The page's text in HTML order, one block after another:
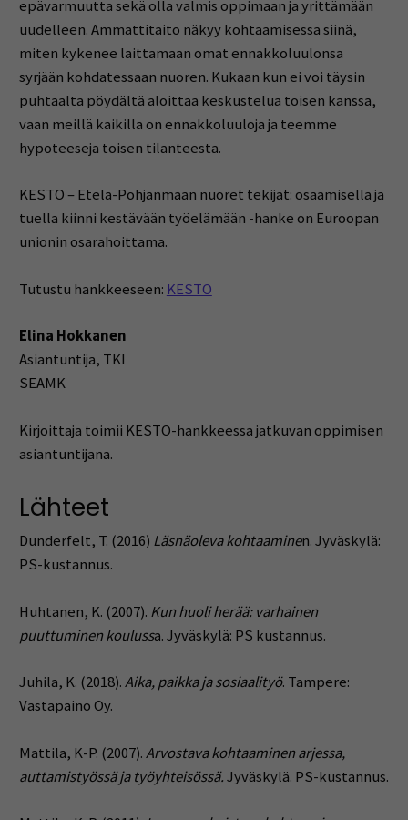
epävarmuutta sekä olla valmis oppimaan ja yrittämään
uudelleen. Ammattitaito näkyy kohtaamisessa siinä,
miten kykenee laittamaan omat ennakkoluulonsa
syrjään kohdatessaan nuoren. Kukaan kun ei voi täysin
puhtaalta pöydältä aloittaa keskustelua toisen kanssa,
vaan meillä kaikilla on ennakkoluuloja ja teemme
hypoteeseja toisen tilanteesta.
KESTO – Etelä-Pohjanmaan nuoret tekijät: osaamisella ja
tuella kiinni kestävään työelämään -hanke on Euroopan
unionin osarahoittama.
Tutustu hankkeeseen: KESTO
Elina Hokkanen
Asiantuntija, TKI
SEAMK
Kirjoittaja toimii KESTO-hankkeessa jatkuvan oppimisen
asiantuntijana.
Lähteet
Dunderfelt, T. (2016) Läsnäoleva kohtaaminen. Jyväskylä:
PS-kustannus.
Huhtanen, K. (2007). Kun huoli herää: varhainen
puuttuminen koulussa. Jyväskylä: PS kustannus.
Juhila, K. (2018).Aika, paikka ja sosiaalityö. Tampere:
Vastapaino Oy.
Mattila, K-P. (2007).Arvostava kohtaaminen arjessa,
auttamistyössä ja työyhteisössä.Jyväskylä. PS-kustannus.